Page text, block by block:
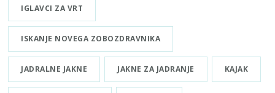
IGLAVCI ZA VRT
ISKANJE NOVEGA ZOBOZDRAVNIKA
JADRALNE JAKNE JAKNE ZA JADRANJE KAJAK